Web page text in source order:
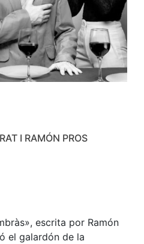
I RAMÓN PROS
, escrita por Ramón
el galardón de la